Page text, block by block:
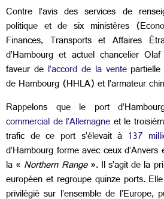
Contre l’avis des services de
politique et de six ministères
Finances, Transports et Affaires
d’Hambourg et actuel chancelier
faveur de l’accord de la ventepartielle
de Hambourg (HHLA) et l’armateur
Rappelons que le port
commercial de l’Allemagneet le
trafic de ce port s’élevait à 137
d’Hambourg forme avec ceux
la « Northern Range». Il s’agit de la
européen et regroupe quinze ports.
privilégié sur l’ensemble de l'Europe,